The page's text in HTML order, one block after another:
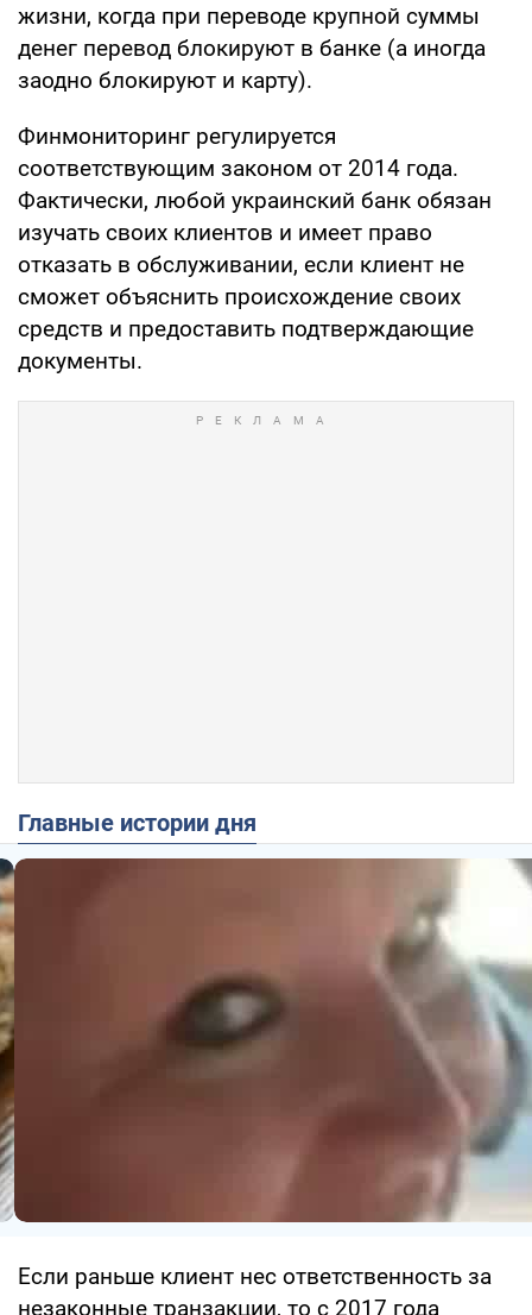
жизни, когда при переводе крупной суммы
денег перевод блокируют в банке (а иногда
заодно блокируют и карту).
Финмониторинг регулируется
соответствующим законом от 2014 года.
Фактически, любой украинский банк обязан
изучать своих клиентов и имеет право
отказать в обслуживании, если клиент не
сможет объяснить происхождение своих
средств и предоставить подтверждающие
документы.
Главные истории дня
Если раньше клиент нес ответственность за
незаконные транзакции, то с 2017 года